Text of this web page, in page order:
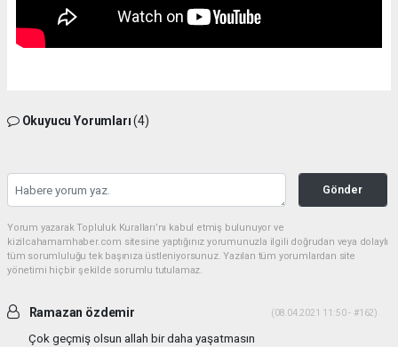
Okuyucu Yorumları(4)
Gönder
Yorum yazarak Topluluk Kuralları’nı kabul etmiş bulunuyor ve
kizilcahamamhaber.com sitesine yaptığınız yorumunuzla ilgili doğrudan veya dolaylı
tüm sorumluluğu tek başınıza üstleniyorsunuz. Yazılan tüm yorumlardan site
yönetimi hiçbir şekilde sorumlu tutulamaz.
Ramazan özdemir (08.04.2021 11:50 - #162)
Çok geçmiş olsun allah bir daha yaşatmasın